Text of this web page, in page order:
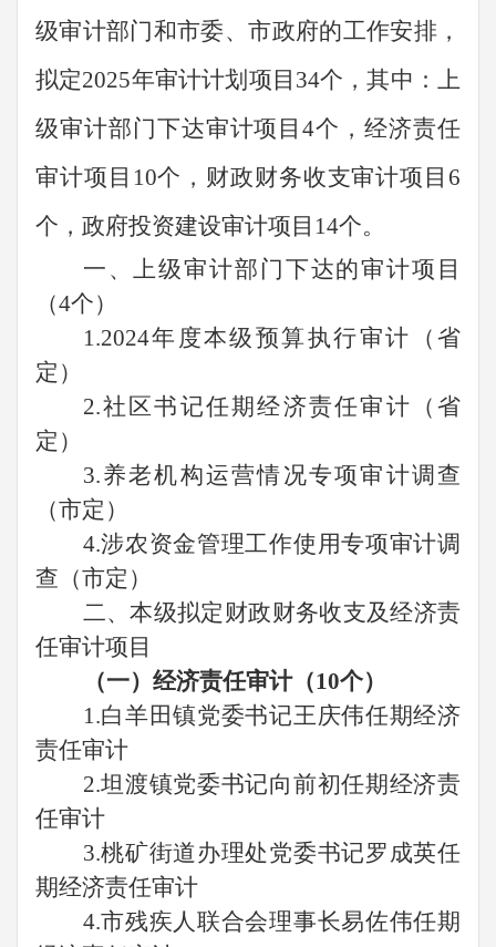
级审计部门和市委、市政府的工作安排 ，
拟定2025年审计计划项目 34个，其中 ： 上
级审计部门下达审计项目4个，经济责任
审计项目 10个，财政财务收支审计项目 6
个， 政府投资建设审计项目 14个。
一、上级审计部门下达的审计项目
（4个）
1.2024年度本级预算执行审计
（省
定）
2.社区书记任期经济责任审计（省
定）
3.养老机构运营情况专项审计调查
（市定）
4.涉农资金管理工作使用专项审计调
查（市定）
二、本级拟定财政财务收支及经济责
任审计项目
（一）经济责任审计（10个）
1.白羊田镇党委书记王庆伟任期经济
责任审计
2.坦渡镇党委书记向前初任期经济责
任审计
3.桃矿街道办理处党委书记罗成英任
期经济责任审计
4.市残疾人联合会理事长易佐伟任期